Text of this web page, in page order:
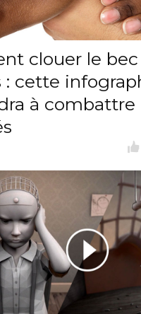
clouer le
: cette
à combattre